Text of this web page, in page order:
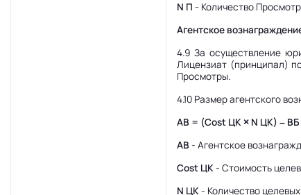
N П - Количество
Агентское
4.9 За осуществление
Лицензиат (принципал)
Просмотры.
4.10 Размер агентского
АВ = (Cost ЦК × N ЦК) – ВБ
АВ - Агентское
Cost ЦК- Стоимость
N ЦК- Количество